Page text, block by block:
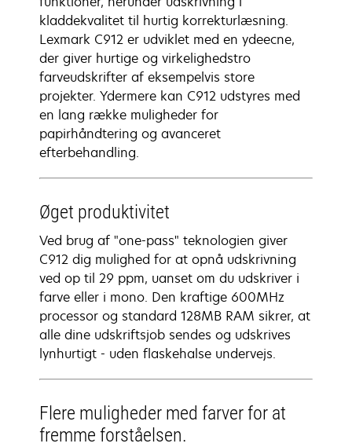
kladdekvalitet til hurtig korrekturlæsning.
Lexmark C912 er udviklet med en ydeecne,
der giver hurtige og virkelighedstro
farveudskrifter af eksempelvis store
projekter. Ydermere kan C912 udstyres med
en lang række muligheder for
papirhåndtering og avanceret
efterbehandling.
Øget produktivitet
Ved brug af "one-pass" teknologien giver
C912 dig mulighed for at opnå udskrivning
ved op til 29 ppm, uanset om du udskriver i
farve eller i mono. Den kraftige 600MHz
processor og standard 128MB RAM sikrer, at
alle dine udskriftsjob sendes og udskrives
lynhurtigt - uden flaskehalse undervejs.
Flere muligheder med farver for at
fremme forståelsen.